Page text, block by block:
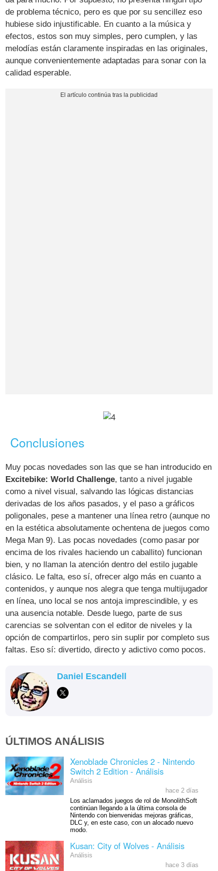
de problema técnico, pero es que por su sencillez eso
hubiese sido injustificable. En cuanto a la música y
efectos, estos son muy simples, pero cumplen, y las
melodías están claramente inspiradas en las originales,
aunque convenientemente adaptadas para sonar con la
calidad esperable.
Conclusiones
Muy pocas novedades son las que se han introducido en
Excitebike: World Challenge, tanto a nivel jugable
como a nivel visual, salvando las lógicas distancias
derivadas de los años pasados, y el paso a gráficos
poligonales, pese a mantener una línea retro (aunque no
en la estética absolutamente ochentena de juegos como
Mega Man 9). Las pocas novedades (como pasar por
encima de los rivales haciendo un caballito) funcionan
bien, y no llaman la atención dentro del estilo jugable
clásico. Le falta, eso sí, ofrecer algo más en cuanto a
contenidos, y aunque nos alegra que tenga multijugador
en línea, uno local se nos antoja imprescindible, y es
una ausencia notable. Desde luego, parte de sus
carencias se solventan con el editor de niveles y la
opción de compartirlos, pero sin suplir por completo sus
faltas. Eso sí: divertido, directo y adictivo como pocos.
Daniel Escandell
ÚLTIMOS ANÁLISIS
Xenoblade Chronicles 2 - Nintendo
Switch 2 Edition - Análisis
Análisis
hace 2 días
Los aclamados juegos de rol de MonolithSoft
continúan llegando a la última consola de
Nintendo con bienvenidas mejoras gráficas,
DLC y, en este caso, con un alocado nuevo
modo.
Kusan: City of Wolves - Análisis
Análisis
hace 3 días